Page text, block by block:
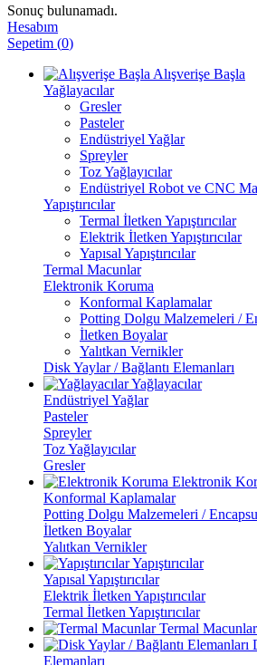
Sonuç bulunamadı.
Hesabım
Sepetim (0)
Alışverişe Başla
Yağlayacılar
Gresler
Pasteler
Endüstriyel Yağlar
Spreyler
Toz Yağlayıcılar
Endüstriyel Robot ve CNC
Yapıştırıcılar
Termal İletken Yapıştırıcılar
Elektrik İletken Yapıştırıcılar
Yapısal Yapıştırıcılar
Termal Macunlar
Elektronik Koruma
Konformal Kaplamalar
Potting Dolgu Malzemeleri /
İletken Boyalar
Yalıtkan Vernikler
Disk Yaylar / Bağlantı Elemanları
Yağlayacılar
Endüstriyel Yağlar
Pasteler
Spreyler
Toz Yağlayıcılar
Gresler
Elektronik
Konformal Kaplamalar
Potting Dolgu Malzemeleri /
İletken Boyalar
Yalıtkan Vernikler
Yapıştırıcılar
Yapısal Yapıştırıcılar
Elektrik İletken Yapıştırıcılar
Termal İletken Yapıştırıcılar
Termal Macunlar
Elemanları